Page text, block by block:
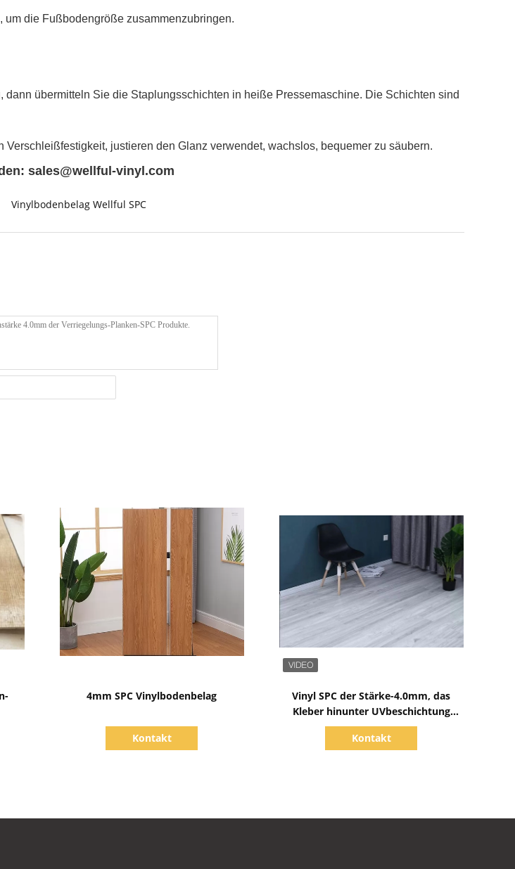
die Fußbodengröße zusammenzubringen.
übermitteln Sie die Staplungsschichten in heiße Pressemaschine. Die Schichten sind
justieren den Glanz verwendet, wachslos, bequemer zu säubern.
sales@wellful-vinyl.com
Vinylbodenbelag Wellful SPC
4mm SPC Vinylbodenbelag
Kontakt
Vinyl SPC der Stärke-4.0mm, das
Kleber hinunter UVbeschichtung
183mmx1220mm ausbreitet
Kontakt